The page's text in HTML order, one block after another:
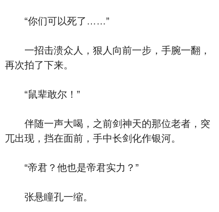
“你们可以死了……”
一招击溃众人，狠人向前一步，手腕一翻，
再次拍了下来。
“鼠辈敢尔！”
伴随一声大喝，之前剑神天的那位老者，突
兀出现，挡在面前，手中长剑化作银河。
“帝君？他也是帝君实力？”
张悬瞳孔一缩。